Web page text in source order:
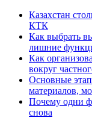
Казахстан
КТК
Как выбрать
лишние
Как
вокруг
Основные
материалов,
Почему одни
снова